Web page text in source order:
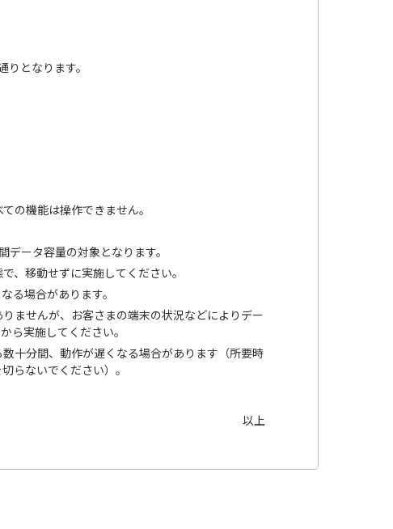
となります。
の機能は操作できません。
ータ容量の対象となります。
、移動せずに実施してください。
る場合があります。
ませんが、お客さまの端末の状況などによりデー
ら実施してください。
十分間、動作が遅くなる場合があります（所要時
らないでください）。
以上